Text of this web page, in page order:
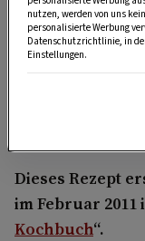
einfrieren?
Falls man
gemacht hat
Tiefkühler
Dieses Rezept
im Februar
Kochbuch“.
nutzen, werden von uns
personalisierte Werbung
Datenschutzrichtlinie, in
Einstellungen.